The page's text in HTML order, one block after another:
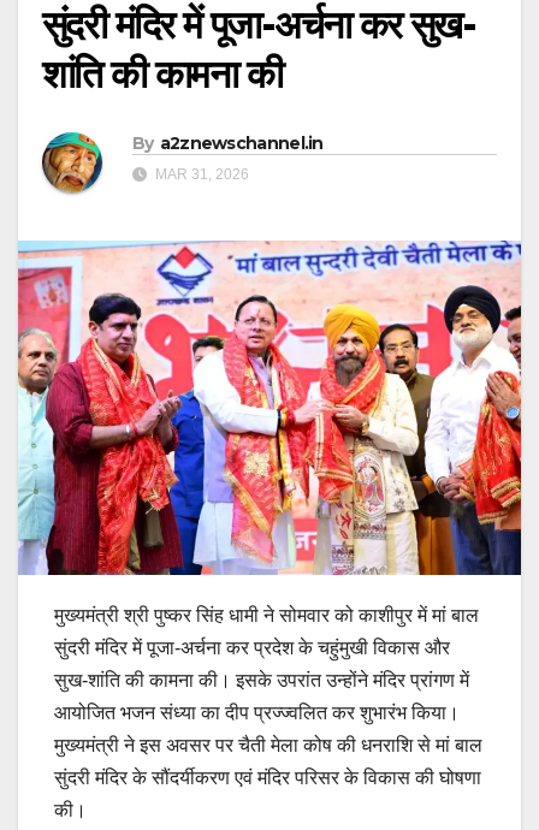
सुंदरी मंदिर में पूजा-अर्चना कर सुख-
शांति की कामना की
By a2znewschannel.in
MAR 31, 2026
मुख्यमंत्री श्री पुष्कर सिंह धामी ने सोमवार को काशीपुर में मां बाल
सुंदरी मंदिर में पूजा-अर्चना कर प्रदेश के चहुंमुखी विकास और
सुख-शांति की कामना की। इसके उपरांत उन्होंने मंदिर प्रांगण में
आयोजित भजन संध्या का दीप प्रज्ज्वलित कर शुभारंभ किया।
मुख्यमंत्री ने इस अवसर पर चैती मेला कोष की धनराशि से मां बाल
सुंदरी मंदिर के सौंदर्यीकरण एवं मंदिर परिसर के विकास की घोषणा
की।